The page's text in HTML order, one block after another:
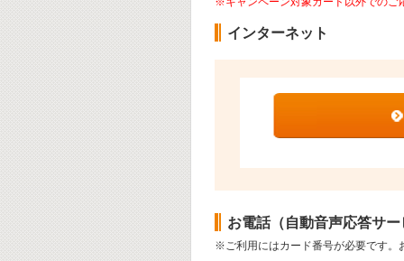
インターネット
お電話（自動音声応答サー
※ご利用にはカード番号が必要です。